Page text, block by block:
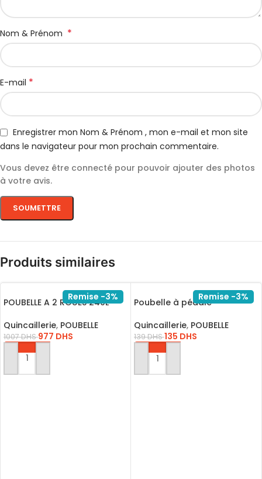
Nom & Prénom *
E-mail *
Enregistrer mon Nom & Prénom , mon e-mail et mon site
dans le navigateur pour mon prochain commentaire.
Vous devez être connecté pour pouvoir ajouter des photos
à votre avis.
Produits similaires
Remise -3%
POUBELLE A 2 ROUES 240L
Quincaillerie, POUBELLE
1007DHS 977 DHS
AJOUTER AU PANIER
Remise -3%
Poubelle à pédale
Quincaillerie, POUBELLE
139DHS135 DHS
AJOUTER AU PANIER